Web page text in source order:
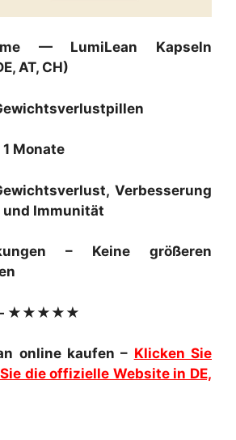
— LumiLean Kapseln
AT, CH)
Monate
Verbesserung
und Immunität
– Keine größeren
— ★★★★★
online kaufen – Klicken Sie
die offizielle Website in DE,